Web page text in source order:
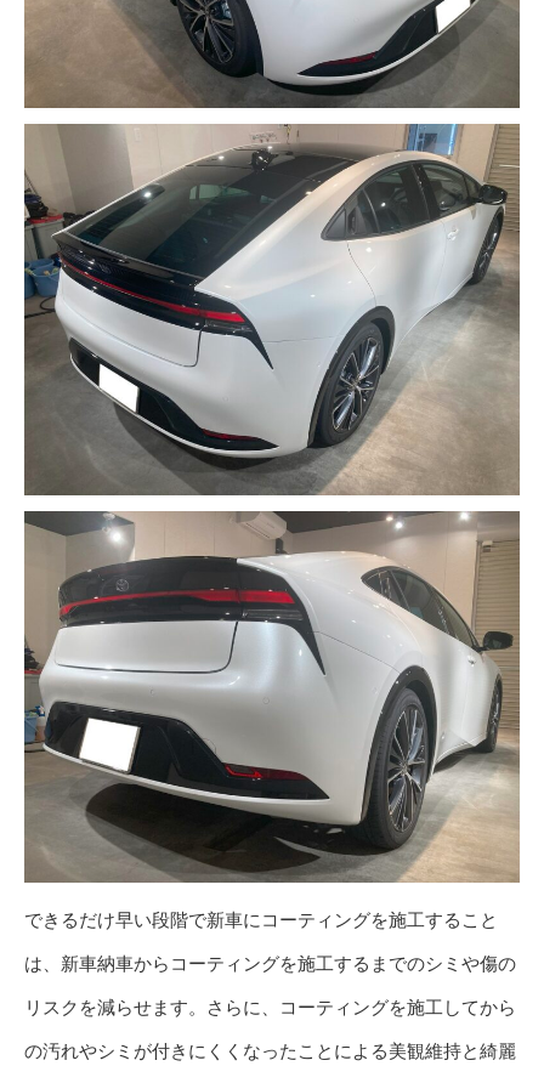
できるだけ早い段階で新車にコーティングを施工すること
は、新車納車からコーティングを施工するまでのシミや傷の
リスクを減らせます。さらに、コーティングを施工してから
の汚れやシミが付きにくくなったことによる美観維持と綺麗